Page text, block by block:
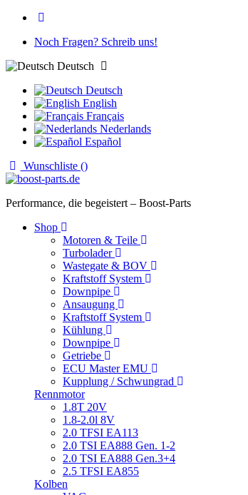
Noch Fragen? Schreib uns!
Deutsch
Deutsch
English
Français
Nederlands
Español
Wunschliste ()
Performance, die begeistert – Boost-Parts
Shop
Motoren & Teile
Turbolader
Wastegate & BOV
Kraftstoff System
Downpipe
Ansaugung
Kraftstoff System
Kühlung
Downpipe
Getriebe
ECU Master EMU
Kupplung / Schwungrad
Rennmotor
1.8T 20V
1.8-2.0l 8V
2.0 TFSI EA113
2.0 TSI EA888 Gen. 1-2
2.0 TSI EA888 Gen.3+4
2.5 TFSI EA855
Kolben